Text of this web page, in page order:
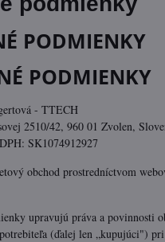
PODMIENKY
PODMIENKY
- TTECH
2510/42, 960 01 Zvolen,
SK1074912927
obchod prostredníctvom
upravujú práva a povinnosti
(ďalej len „kupujúci")